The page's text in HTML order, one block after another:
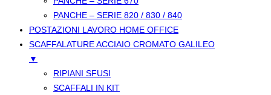
PANCHE – SERIE 820 / 830 / 840
POSTAZIONI LAVORO HOME OFFICE
SCAFFALATURE ACCIAIO CROMATO GALILEO
▼
RIPIANI SFUSI
SCAFFALI IN KIT